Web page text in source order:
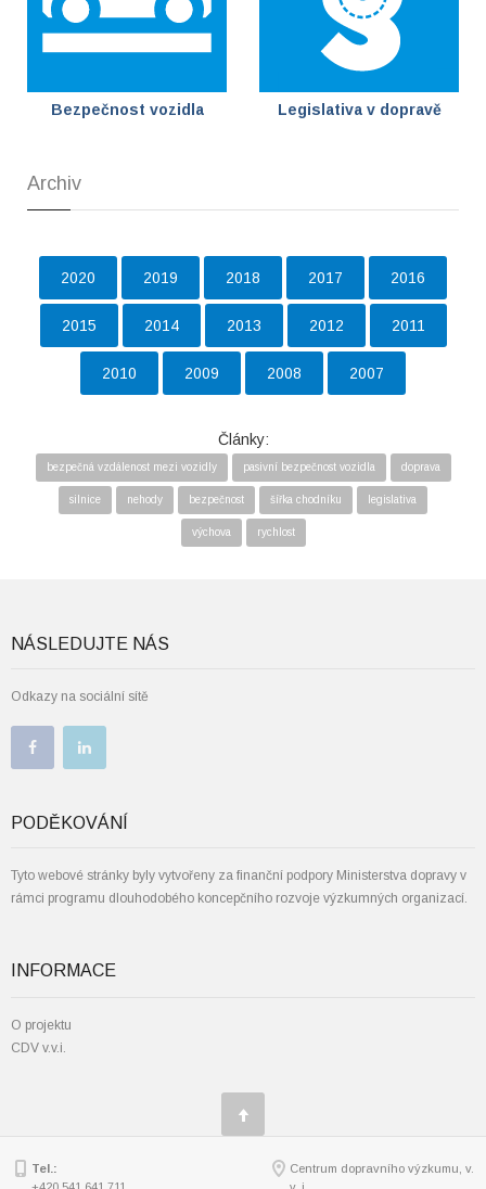
Bezpečnost vozidla Legislativa v dopravě
Archiv
2020 2019 2018 2017 2016
2015 2014 2013 2012 2011
2010 2009 2008 2007
Články:
bezpečná vzdálenost mezi vozidly pasivní bezpečnost vozidla doprava
silnice nehody bezpečnost šířka chodníku legislativa
výchova rychlost
NÁSLEDUJTE NÁS
Odkazy na sociální sítě
PODĚKOVÁNÍ
Tyto webové stránky byly vytvořeny za finanční podpory Ministerstva dopravy v
rámci programu dlouhodobého koncepčního rozvoje výzkumných organizací.
INFORMACE
O projektu
CDV v.v.i.
Tel.:
Centrum dopravního výzkumu, v.